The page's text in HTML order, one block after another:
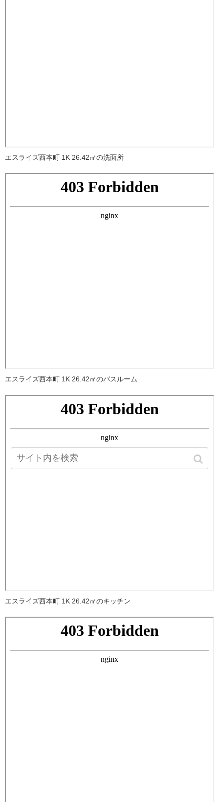
エスライズ西本町 1K 26.42㎡の洗面所
エスライズ西本町 1K 26.42㎡のバスルーム
エスライズ西本町 1K 26.42㎡のキッチン